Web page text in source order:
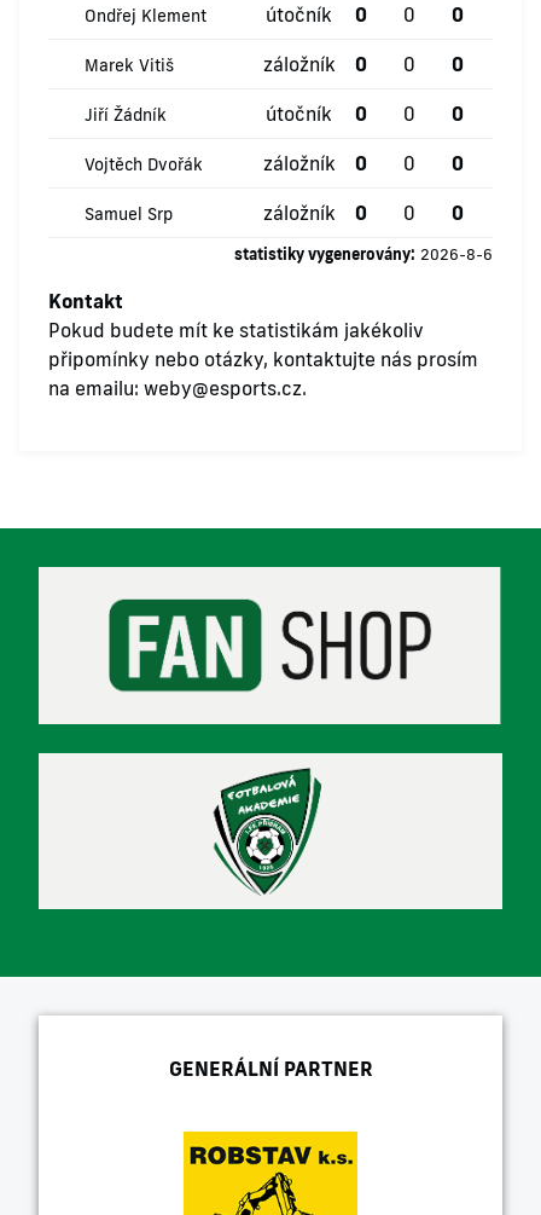
Ondřej Klement útočník 0 0 0
Marek Vitiš záložník 0 0 0
Jiří Žádník útočník 0 0 0
Vojtěch Dvořák záložník 0 0 0
Samuel Srp záložník 0 0 0
statistiky vygenerovány: 2026-8-6
Kontakt
Pokud budete mít ke statistikám jakékoliv
připomínky nebo otázky, kontaktujte nás prosím
na emailu: weby@esports.cz.
GENERÁLNÍ PARTNER